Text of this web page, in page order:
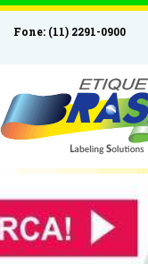
Fone: (11) 2291-0900